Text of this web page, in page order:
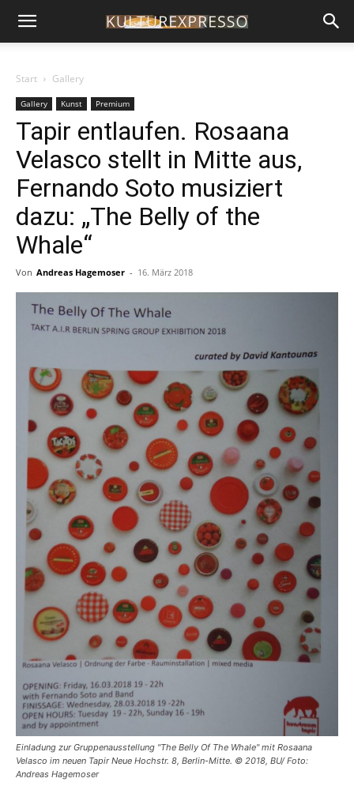
Start Gallery
Gallery Kunst Premium
Tapir entlaufen. Rosaana
Velasco stellt in Mitte aus,
Fernando Soto musiziert
dazu: „The Belly of the
Whale“
Von Andreas Hagemoser - 16. März 2018
Einladung zur Gruppenausstellung "The Belly Of The Whale" mit Rosaana
Velasco im neuen Tapir Neue Hochstr. 8, Berlin-Mitte. © 2018, BU/ Foto:
Andreas Hagemoser